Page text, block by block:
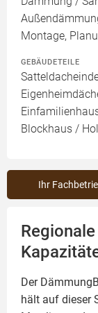
Montage,
GEBÄUDETEILE
Blockhaus /
Ihr
Der
hält auf dieser